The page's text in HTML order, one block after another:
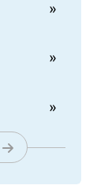
»
»
»